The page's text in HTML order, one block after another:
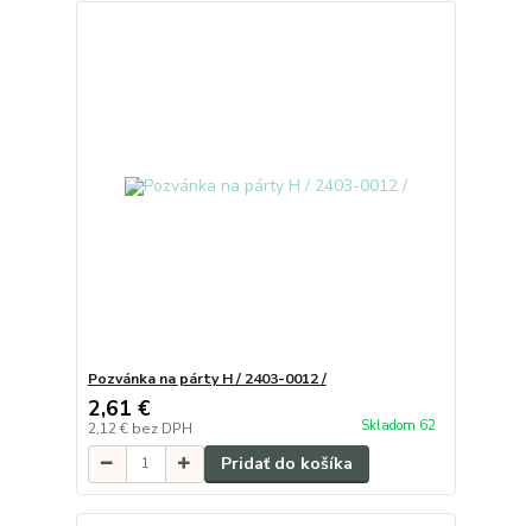
Pozvánka na párty H / 2403-0012 /
2,61 €
2,12 € bez DPH Skladom 62
Pridať do košíka